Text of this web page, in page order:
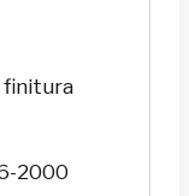
finitura
2000